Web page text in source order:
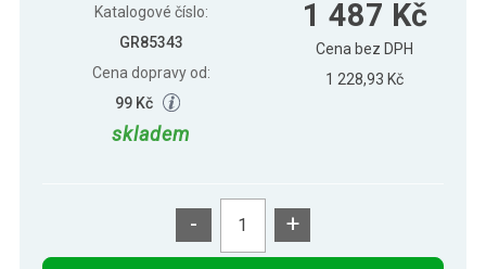
Katalogové číslo:
GR85343
Cena dopravy od:
99 Kč
skladem
1 487 Kč
Cena bez DPH
1 228,93 Kč
- +